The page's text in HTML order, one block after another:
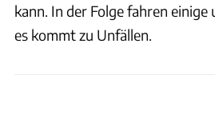
kann. In der Folge fahren
es kommt zu Unfällen.